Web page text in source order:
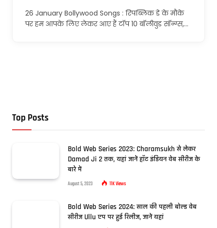
26 January Bollywood Songs : रिपब्लिक डे के मौके
पर हम आपके लिए लेकर आए हैं टॉप 10 बॉलीवुड सॉन्ग्स,…
Top Posts
Bold Web Series 2023: Charamsukh से लेकर
Damad Ji 2 तक, यहां जानें हॉट इंडियन वेब सीरीज के
बारे में
August 5, 2023 11KViews
Bold Web Series 2024: साल की पहली बोल्ड वेब
सीरीज Ullu एप पर हुई रिलीज, जानें यहां